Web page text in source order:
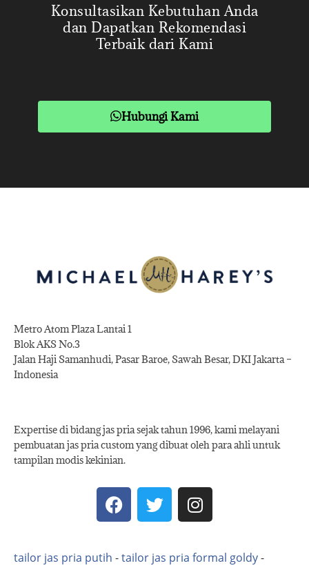
Konsultasikan Kebutuhan Anda
dan Dapatkan Rekomendasi
Terbaik dari Kami
Hubungi Kami
Metro Atom Plaza Lantai 1
Blok AKS No.3
Jalan Haji Samanhudi, Pasar Baroe, Sawah Besar, DKI Jakarta –
Indonesia
Expertise di bidang jas pria sejak tahun 1996, kami melayani
pembuatan jas pria custom yang dibuat oleh para ahli untuk
tampilan modis kekinian.
tailor jas pria putih -tailor jas pria formal goldy-